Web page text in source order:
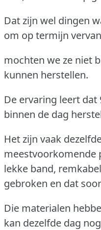
Dat zijn wel dingen
om op termijn
mochten we ze niet
kunnen herstellen.
De ervaring leert dat
binnen de dag
Het zijn vaak
meestvoorkomende
lekke band,
gebroken en dat
Die materialen
kan dezelfde dag